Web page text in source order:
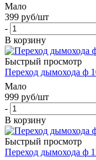
Мало
399 руб/шт
-
В корзину
Быстрый просмотр
Переход дымохода ф
Мало
999 руб/шт
-
В корзину
Быстрый просмотр
Переход дымохода ф